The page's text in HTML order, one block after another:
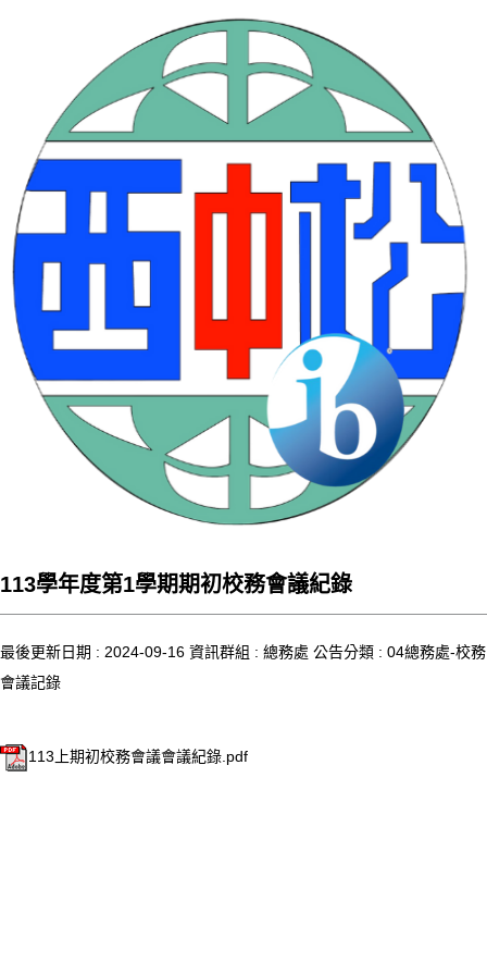
113學年度第1學期期初校務會議紀錄
最後更新日期 : 2024-09-16 資訊群組 : 總務處 公告分類 : 04總務處-校務
會議記錄
113上期初校務會議會議紀錄.pdf